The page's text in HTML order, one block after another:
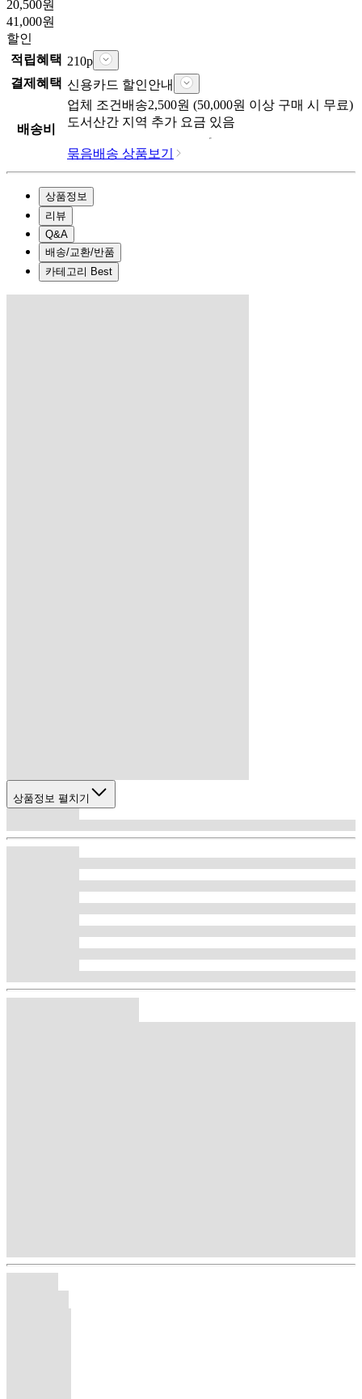
20,500원
41,000원
할인
적립혜택 210p
결제혜택 신용카드 할인안내
배송비
업체 조건배송2,500원 (50,000원 이상 구매 시 무료)
도서산간 지역 추가 요금 있음
묶음배송 상품보기
상품정보
리뷰
Q&A
배송/교환/반품
카테고리 Best
상품정보 펼치기